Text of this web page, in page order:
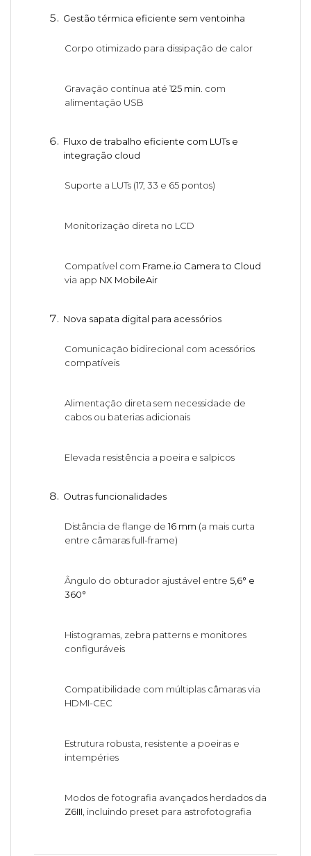
Gestão térmica eficiente sem ventoinha
Corpo otimizado para dissipação de calor
Gravação contínua até125 min. com
alimentação USB
Fluxo de trabalho eficiente com LUTs e
integração cloud
Suporte a LUTs (17, 33 e 65 pontos)
Monitorização direta no LCD
Compatível com Frame.io Camera to Cloud
via app NX MobileAir
Nova sapata digital para acessórios
Comunicação bidirecional com acessórios
compatíveis
Alimentação direta sem necessidade de
cabos ou baterias adicionais
Elevada resistência a poeira e salpicos
Outras funcionalidades
Distância de flange de16 mm (a mais curta
entre câmaras full-frame)
Ângulo do obturador ajustável entre5,6° e
360°
Histogramas, zebra patterns e monitores
configuráveis
Compatibilidade com múltiplas câmaras via
HDMI-CEC
Estrutura robusta, resistente a poeiras e
intempéries
Modos de fotografia avançados herdados da
Z6III , incluindo preset para astrofotografia